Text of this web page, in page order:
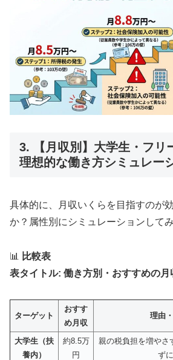
3. 【月収別】大学生・フリ
理想的な働き方シミュレー
具体的に、月収いくらを目指すのが
か？属性別にシミュレーションしてみ
📊
比較表
表タイトル: 働き方別・おすすめの月
ターゲット
おすす
め月収
理由
大学生（扶
養内）
約8.5万
円
親の税負担を増やさ
ず